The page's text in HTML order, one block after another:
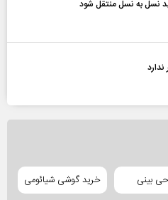
نسل به نسل منتقل شود
بینی خرید گوشی شیائومی